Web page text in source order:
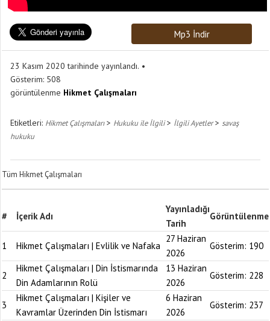
Mp3 İndir
23 Kasım 2020 tarihinde yayınlandı.
Gösterim: 508
görüntülenme Hikmet Çalışmaları
Etiketleri: Hikmet Çalışmaları> Hukuku ile İlgili> İlgili Ayetler> savaş
hukuku
Tüm Hikmet Çalışmaları
# İçerik Adı
Yayınladığı
Tarih
Görüntülenme
1 Hikmet Çalışmaları | Evlilik ve Nafaka
27 Haziran
2026
Gösterim: 190
2
Hikmet Çalışmaları | Din İstismarında
Din Adamlarının Rolü
13 Haziran
2026
Gösterim: 228
3
Hikmet Çalışmaları | Kişiler ve
Kavramlar Üzerinden Din İstismarı
6 Haziran
2026
Gösterim: 237